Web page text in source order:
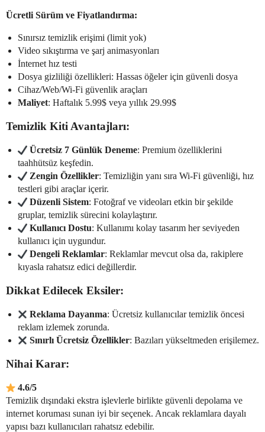
Ücretli Sürüm ve Fiyatlandırma:
Sınırsız temizlik erişimi (limit yok)
Video sıkıştırma ve şarj animasyonları
İnternet hız testi
Dosya gizliliği özellikleri: Hassas öğeler için güvenli dosya
Cihaz/Web/Wi-Fi güvenlik araçları
Maliyet: Haftalık 5.99$ veya yıllık 29.99$
Temizlik Kiti Avantajları:
Ücretsiz 7 Günlük Deneme: Premium özelliklerini
taahhütsüz keşfedin.
Zengin Özellikler: Temizliğin yanı sıra Wi-Fi güvenliği, hız
testleri gibi araçlar içerir.
Düzenli Sistem: Fotoğraf ve videoları etkin bir şekilde
gruplar, temizlik sürecini kolaylaştırır.
Kullanıcı Dostu: Kullanımı kolay tasarım her seviyeden
kullanıcı için uygundur.
Dengeli Reklamlar: Reklamlar mevcut olsa da, rakiplere
kıyasla rahatsız edici değillerdir.
Dikkat Edilecek Eksiler:
Reklama Dayanma: Ücretsiz kullanıcılar temizlik öncesi
reklam izlemek zorunda.
Sınırlı Ücretsiz Özellikler: Bazıları yükseltmeden erişilemez.
Nihai Karar:
4.6/5
Temizlik dışındaki ekstra işlevlerle birlikte güvenli depolama ve
internet koruması sunan iyi bir seçenek. Ancak reklamlara dayalı
yapısı bazı kullanıcıları rahatsız edebilir.